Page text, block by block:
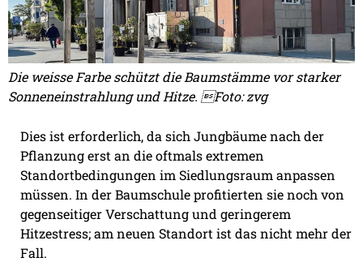
Die weisse Farbe schützt die Baumstämme vor starker
Sonneneinstrahlung und Hitze. Foto: zvg
Dies ist erforderlich, da sich Jungbäume nach der
Pflanzung erst an die oftmals extremen
Standortbedingungen im Siedlungsraum anpassen
müssen. In der Baumschule profitierten sie noch von
gegenseitiger Verschattung und geringerem
Hitzestress; am neuen Standort ist das nicht mehr der
Fall.